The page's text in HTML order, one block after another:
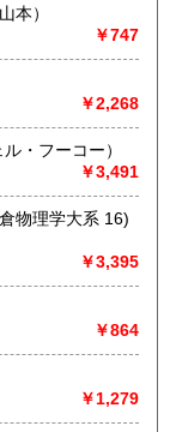
取を行っており
中心となります
ください。
（七平 山本）
￥747
￥2,268
罰 (1977年) （ミシェル・フーコー）
￥3,491
物理学大系 16)
￥3,395
￥864
￥1,279